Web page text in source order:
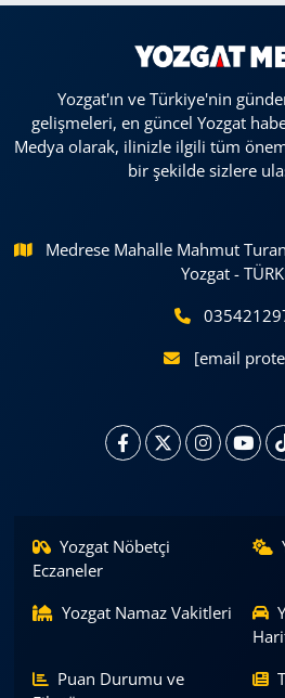
Yozgat'ın ve Türkiye'nin
gelişmeleri, en güncel Yozgat
Medya olarak, ilinizle ilgili tüm
bir şekilde sizlere
Medrese Mahalle Mahmut
Yozgat -
[email
Yozgat Nöbetçi
Eczaneler
Yozgat Namaz Vakitleri
Puan Durumu ve